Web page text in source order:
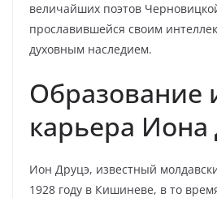
величайших поэтов
прославившейся своим
духовным наследием.
Образование
карьера Иона
Ион Друцэ, известный
1928 году в Кишиневе, в то